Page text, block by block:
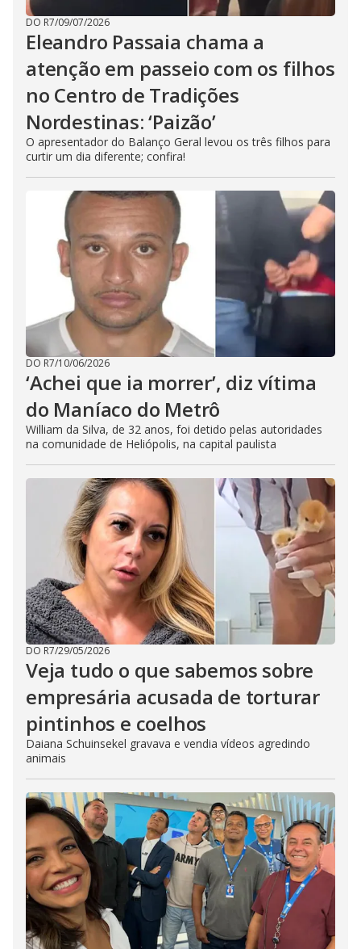
DO R7/09/07/2026
Eleandro Passaia chama a
atenção em passeio com os filhos
no Centro de Tradições
Nordestinas: ‘Paizão’
O apresentador do Balanço Geral levou os três filhos para
curtir um dia diferente; confira!
DO R7/10/06/2026
‘Achei que ia morrer’, diz vítima
do Maníaco do Metrô
William da Silva, de 32 anos, foi detido pelas autoridades
na comunidade de Heliópolis, na capital paulista
DO R7/29/05/2026
Veja tudo o que sabemos sobre
empresária acusada de torturar
pintinhos e coelhos
Daiana Schuinsekel gravava e vendia vídeos agredindo
animais